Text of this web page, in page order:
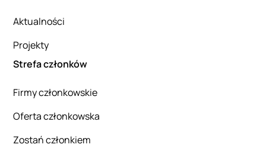
Aktualności
Projekty
Strefa członków
Firmy członkowskie
Oferta członkowska
Zostań członkiem